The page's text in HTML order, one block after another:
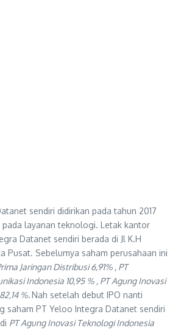
sendiri didirikan pada tahun 2017
pada layanan teknologi. Letak kantor
Datanet sendiri berada di Jl K.H
Pusat. Sebelumya saham perusahaan ini
Jaringan Distribusi 6,91% , PT
Indonesia 10,95 % , PT Agung Inovasi
%. Nah setelah debut IPO nanti
saham PT Yeloo Integra Datanet sendiri
PT Agung Inovasi Teknologi Indonesia